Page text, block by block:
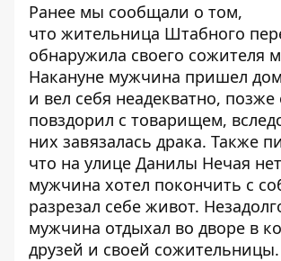
Ранее мы сообщали о том,
что жительница Штабного
обнаружила своего сожителя
Накануне мужчина пришел
и вел себя неадекватно, позже
повздорил с товарищем,
них завязалась драка. Также
что на улице Данилы Нечая
мужчина хотел покончить с
разрезал себе живот.
мужчина отдыхал во дворе в
друзей и своей сожительницы.